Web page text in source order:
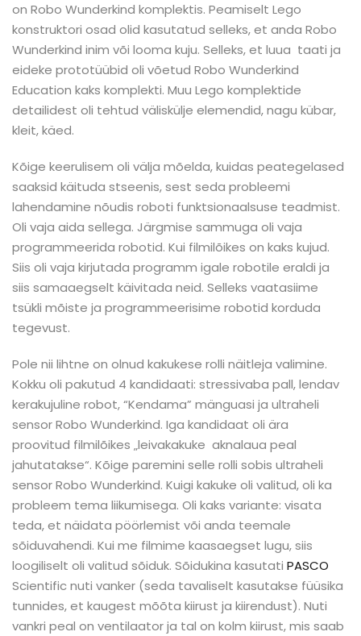
on Robo Wunderkind komplektis. Peamiselt Lego
konstruktori osad olid kasutatud selleks, et anda Robo
Wunderkind inim või looma kuju. Selleks, et luua taati ja
eideke prototüübid oli võetud Robo Wunderkind
Education kaks komplekti. Muu Lego komplektide
detailidest oli tehtud väliskülje elemendid, nagu kübar,
kleit, käed.
Kõige keerulisem oli välja mõelda, kuidas peategelased
saaksid käituda stseenis, sest seda probleemi
lahendamine nõudis roboti funktsionaalsuse teadmist.
Oli vaja aida sellega. Järgmise sammuga oli vaja
programmeerida robotid. Kui filmilõikes on kaks kujud.
Siis oli vaja kirjutada programm igale robotile eraldi ja
siis samaaegselt käivitada neid. Selleks vaatasiime
tsükli mõiste ja programmeerisime robotid korduda
tegevust.
Pole nii lihtne on olnud kakukese rolli näitleja valimine.
Kokku oli pakutud 4 kandidaati: stressivaba pall, lendav
kerakujuline robot, “Kendama” mänguasi ja ultraheli
sensor Robo Wunderkind. Iga kandidaat oli ära
proovitud filmilõikes „leivakakuke aknalaua peal
jahutatakse“. Kõige paremini selle rolli sobis ultraheli
sensor Robo Wunderkind. Kuigi kakuke oli valitud, oli ka
probleem tema liikumisega. Oli kaks variante: visata
teda, et näidata pöörlemist või anda teemale
sõiduvahendi. Kui me filmime kaasaegset lugu, siis
loogiliselt oli valitud sõiduk. Sõidukina kasutati PASCO
Scientific nuti vanker (seda tavaliselt kasutakse füüsika
tunnides, et kaugest mõõta kiirust ja kiirendust). Nuti
vankri peal on ventilaator ja tal on kolm kiirust, mis saab